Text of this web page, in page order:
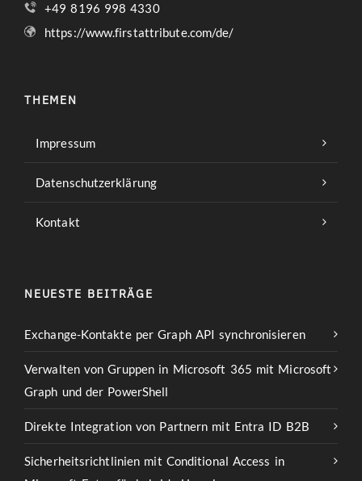
+49 8196 998 4330
https://www.firstattribute.com/de/
THEMEN
Impressum
Datenschutzerklärung
Kontakt
NEUESTE BEITRÄGE
Exchange-Kontakte per Graph API synchronisieren
Verwalten von Gruppen in Microsoft 365 mit Microsoft
Graph und der PowerShell
Direkte Integration von Partnern mit Entra ID B2B
Sicherheitsrichtlinien mit Conditional Access in